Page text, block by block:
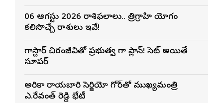
06 ఆగస్టు 2026 రాశిఫలాలు.. త్రిగ్రాహి యోగం
కలిసొచ్చే రాశులు ఇవే!
మెగాస్టార్ చిరంజీవితో ప్రభుత్వ మెగా ప్లాన్! సెట్ అయితే
సూపర్
అమెరికా రాయబారి సెర్జియో గోర్‌తో ముఖ్యమంత్రి
ఎ.రేవంత్ రెడ్డి భేటీ